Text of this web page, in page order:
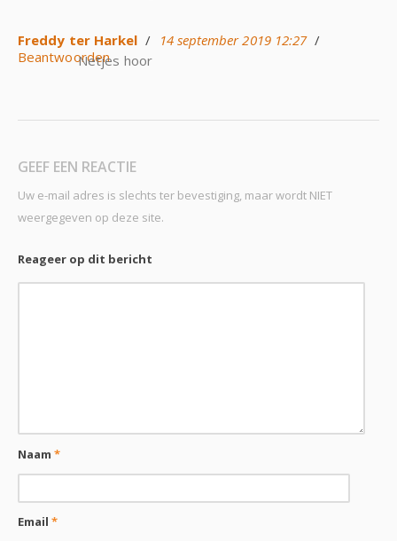
Freddy ter Harkel / 14 september 2019 12:27 /
BeantwoordenNetjes hoor
GEEF EEN REACTIE
Uw e-mail adres is slechts ter bevestiging, maar wordt NIET
weergegeven op deze site.
Reageer op dit bericht
Naam*
Email*